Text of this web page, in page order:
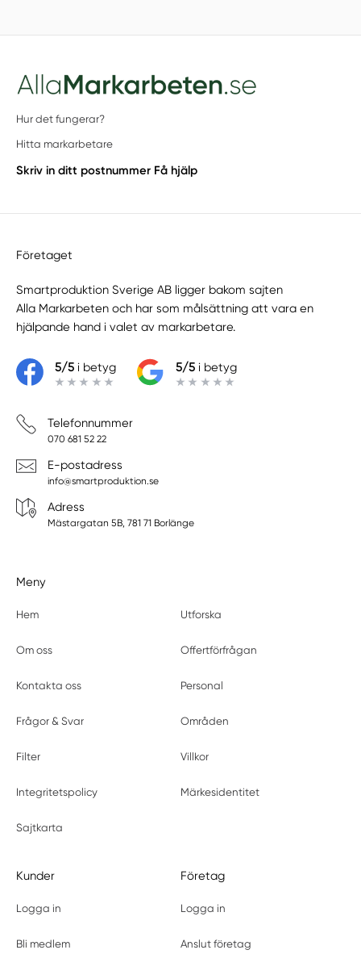
Hur det fungerar?
Hitta markarbetare
Skriv in ditt postnummer Få hjälp
Företaget
Smartproduktion Sverige AB ligger bakom sajten
Alla Markarbeten och har som målsättning att vara en
hjälpande hand i valet av markarbetare.
5/5i betyg 5/5i betyg
Telefonnummer
070 681 52 22
E-postadress
info@smartproduktion.se
Adress
Mästargatan 5B, 781 71 Borlänge
Meny
Hem Utforska
Om oss Offertförfrågan
Kontakta oss Personal
Frågor & Svar Områden
Filter Villkor
Integritetspolicy Märkesidentitet
Sajtkarta
Kunder
Logga in
Bli medlem
Företag
Logga in
Anslut företag